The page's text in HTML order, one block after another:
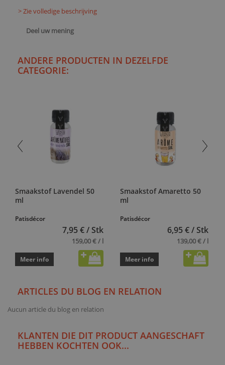
> Zie volledige beschrijving
Deel uw mening
ANDERE PRODUCTEN IN DEZELFDE
CATEGORIE:
Smaakstof Lavendel 50
ml
Patisdécor
7,95 € / Stk
159,00 € / l
Meer info
Smaakstof Amaretto 50
ml
Patisdécor
6,95 € / Stk
139,00 € / l
Meer info
ARTICLES DU BLOG EN RELATION
Aucun article du blog en relation
KLANTEN DIE DIT PRODUCT AANGESCHAFT
HEBBEN KOCHTEN OOK...